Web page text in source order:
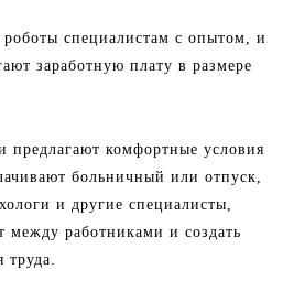
специалистам с опытом, и
заработную плату в размере
предлагают комфортные условия
больничный или отпуск,
и другие специалисты,
между работниками и создать